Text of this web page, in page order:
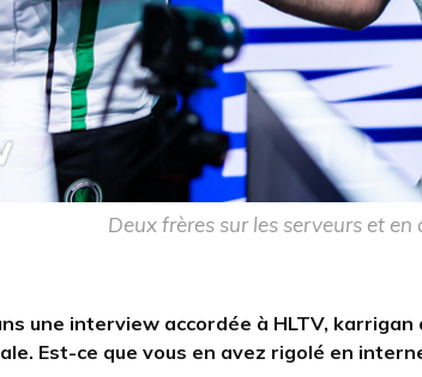
Deux frères sur les serveurs et en
une interview accordée à HLTV,
Est-ce que vous en avez rigolé en